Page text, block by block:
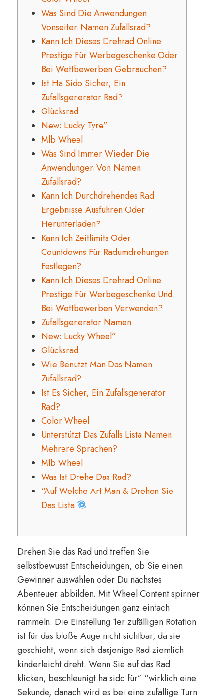
Was Sind Die Anwendungen
Vonseiten Namen Zufallsrad?
Kann Ich Dieses Drehrad Online
Prestige Für Werbegeschenke Oder
Bei Wettbewerben Gebrauchen?
Ist Ha Sido Sicher, Ein
Zufallsgenerator Rad?
Glücksrad
New: Lucky Tyre”
Mlb Wheel
Was Sind Immer Wieder Die
Anwendungen Von Namen
Zufallsrad?
Kann Ich Durchdrehendes Rad
Ergebnisse Ausführen Oder
Herunterladen?
Kann Ich Zeitlimits Oder
Countdowns Für Radumdrehungen
Festlegen?
Kann Ich Dieses Drehrad Online
Prestige Für Werbegeschenke Und
Bei Wettbewerben Verwenden?
Zufallsgenerator Namen
New: Lucky Wheel”
Glücksrad
Wie Benutzt Man Das Namen
Zufallsrad?
Ist Es Sicher, Ein Zufallsgenerator
Rad?
Color Wheel
Unterstützt Das Zufalls Lista Namen
Mehrere Sprachen?
Mlb Wheel
Was Ist Drehe Das Rad?
“Auf Welche Art Man & Drehen Sie
Das Lista
Drehen Sie das Rad und treffen Sie
selbstbewusst Entscheidungen, ob Sie einen
Gewinner auswählen oder Du nächstes
Abenteuer abbilden. Mit Wheel Content spinner
können Sie Entscheidungen ganz einfach
rammeln. Die Einstellung 1er zufälligen Rotation
ist für das bloße Auge nicht sichtbar, da sie
geschieht, wenn sich dasjenige Rad ziemlich
kinderleicht dreht. Wenn Sie auf das Rad
klicken, beschleunigt ha sido für” “wirklich eine
Sekunde, danach wird es bei eine zufällige Turn